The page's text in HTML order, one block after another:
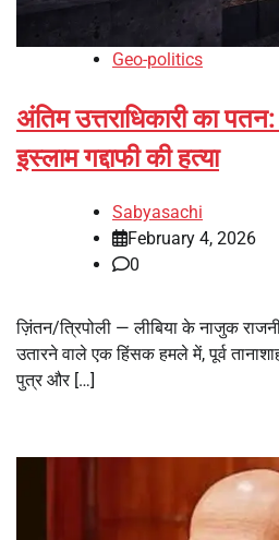
Geo-politics
अंतिम उत्तराधिकारी का
इस्लाम गद्दाफी की हत्या
Sabyasachi
February 4, 2026
0
ज़िंतन/त्रिपोली — लीबिया के नाजुक
उतारने वाले एक हिंसक हमले में, पूर्व
पुत्र और […]